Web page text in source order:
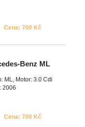
Cena: 700 Kč
Benz ML
ML, Motor: 3.0 Cdi
2006
Cena: 700 Kč